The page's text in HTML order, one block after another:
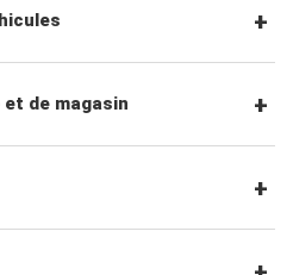
électriques
levier
et d'intérieur
de magasin